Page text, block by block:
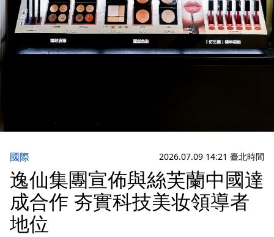
國際 2026.07.09 14:21 臺北時間
逸仙集團宣佈與絲芙蘭中國達
成合作 夯實科技美妆領導者
地位